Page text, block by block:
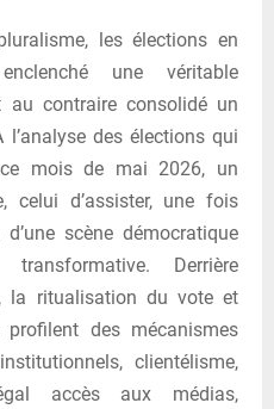
les élections en
une véritable
au contraire consolidé un
des élections qui
mois de mai 2026, un
celui d’assister, une fois
scène démocratique
Derrière
la ritualisation du vote et
profilent des mécanismes
clientélisme,
accès aux médias,